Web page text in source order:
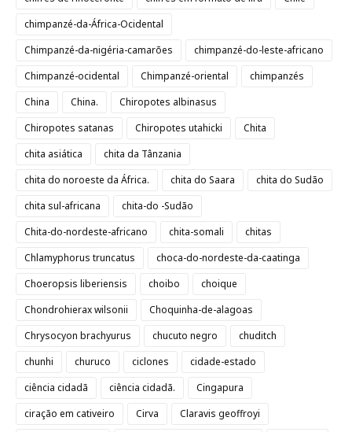
chimpanzé-da-África-Ocidental
Chimpanzé-da-nigéria-camarões
chimpanzé-do-leste-africano
Chimpanzé-ocidental
Chimpanzé-oriental
chimpanzés
China
China.
Chiropotes albinasus
Chiropotes satanas
Chiropotes utahicki
Chita
chita asiática
chita da Tânzania
chita do noroeste da África.
chita do Saara
chita do Sudão
chita sul-africana
chita-do -Sudão
Chita-do-nordeste-africano
chita-somali
chitas
Chlamyphorus truncatus
choca-do-nordeste-da-caatinga
Choeropsis liberiensis
choibo
choique
Chondrohierax wilsonii
Choquinha-de-alagoas
Chrysocyon brachyurus
chucuto negro
chuditch
chunhi
churuco ciclones
cidade-estado
ciência cidadã
ciência cidadã.
Cingapura
ciração em cativeiro
Cirva
Claravis geoffroyi